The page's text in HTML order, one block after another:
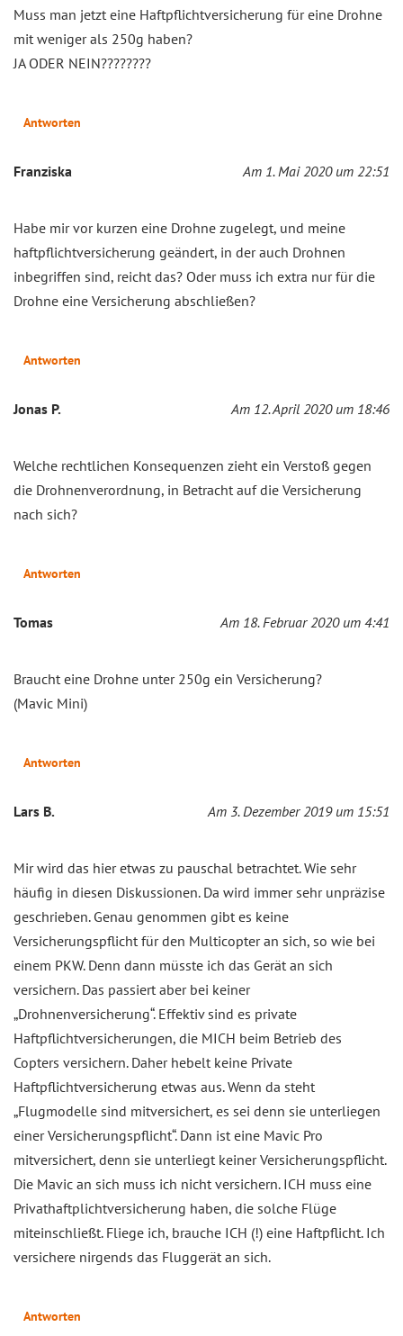
Muss man jetzt eine Haftpflichtversicherung für eine Drohne
mit weniger als 250g haben?
JA ODER NEIN????????
Antworten
Franziska Am 1. Mai 2020 um 22:51
Habe mir vor kurzen eine Drohne zugelegt, und meine
haftpflichtversicherung geändert, in der auch Drohnen
inbegriffen sind, reicht das? Oder muss ich extra nur für die
Drohne eine Versicherung abschließen?
Antworten
Jonas P. Am 12. April 2020 um 18:46
Welche rechtlichen Konsequenzen zieht ein Verstoß gegen
die Drohnenverordnung, in Betracht auf die Versicherung
nach sich?
Antworten
Tomas Am 18. Februar 2020 um 4:41
Braucht eine Drohne unter 250g ein Versicherung?
(Mavic Mini)
Antworten
Lars B. Am 3. Dezember 2019 um 15:51
Mir wird das hier etwas zu pauschal betrachtet. Wie sehr
häufig in diesen Diskussionen. Da wird immer sehr unpräzise
geschrieben. Genau genommen gibt es keine
Versicherungspflicht für den Multicopter an sich, so wie bei
einem PKW. Denn dann müsste ich das Gerät an sich
versichern. Das passiert aber bei keiner
„Drohnenversicherung“. Effektiv sind es private
Haftpflichtversicherungen, die MICH beim Betrieb des
Copters versichern. Daher hebelt keine Private
Haftpflichtversicherung etwas aus. Wenn da steht
„Flugmodelle sind mitversichert, es sei denn sie unterliegen
einer Versicherungspflicht“. Dann ist eine Mavic Pro
mitversichert, denn sie unterliegt keiner Versicherungspflicht.
Die Mavic an sich muss ich nicht versichern. ICH muss eine
Privathaftplichtversicherung haben, die solche Flüge
miteinschließt. Fliege ich, brauche ICH (!) eine Haftpflicht. Ich
versichere nirgends das Fluggerät an sich.
Antworten